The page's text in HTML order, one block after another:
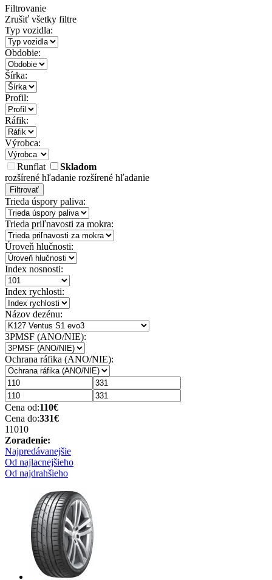
Filtrovanie
Zrušiť všetky filtre
Typ vozidla:
Obdobie:
Šírka:
Profil:
Ráfik:
Výrobca:
Runflat
Skladom
rozšírené hľadanie rozšírené hľadanie
Filtrovať
Trieda úspory paliva:
Trieda priľnavosti za mokra:
Úroveň hlučnosti:
Index nosnosti:
Index rychlosti:
Názov dezénu:
3PMSF (ANO/NIE):
Ochrana ráfika (ANO/NIE):
Cena od:110€
Cena do:331€
11010
Zoradenie:
Najpredávanejšie
Od najlacnejšieho
Od najdrahšieho